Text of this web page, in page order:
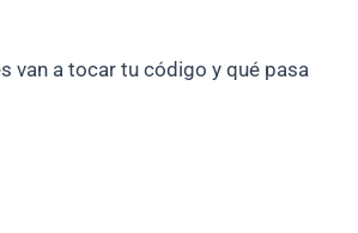
van a tocar tu código y qué pasa